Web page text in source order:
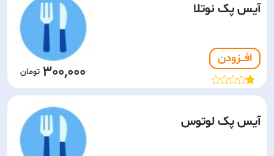
آیس پک نوتلا
افـــزودن
300,000
آیس پک لوتوس